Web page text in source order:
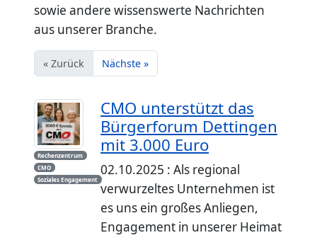
sowie andere wissenswerte Nachrichten
aus unserer Branche.
« Zurück Nächste »
Rechenzentrum
CMO
Soziales Engagement
CMO unterstützt das
Bürgerforum Dettingen
mit 3.000 Euro
02.10.2025 : Als regional
verwurzeltes Unternehmen ist
es uns ein großes Anliegen,
Engagement in unserer Heimat